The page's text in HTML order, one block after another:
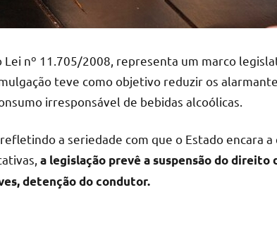
nº 11.705/2008, representa um marco
teve como objetivo reduzir os
irresponsável de bebidas alcoólicas.
a seriedade com que o Estado encara
a legislação prevê a suspensão do direito
detenção do condutor.